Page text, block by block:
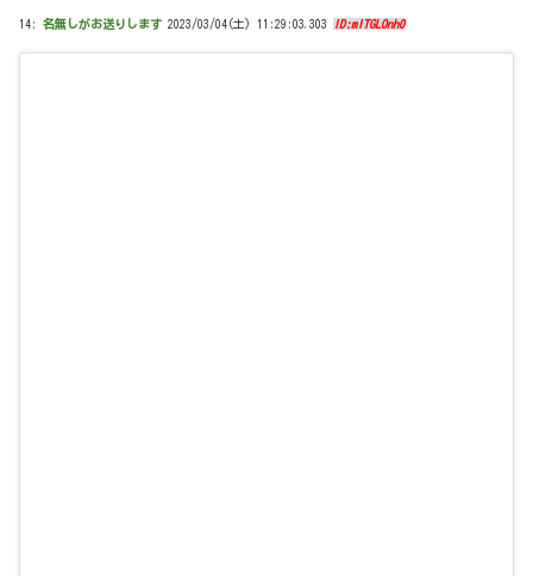
14: 名無しがお送りします 2023/03/04(土) 11:29:03.303 ID:mITGLOnh0